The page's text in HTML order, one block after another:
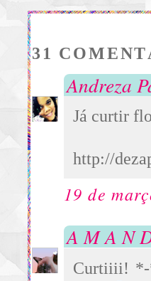
31
Andreza
Já curtir
http://
19 de
A M A N
Curtiiii! *-